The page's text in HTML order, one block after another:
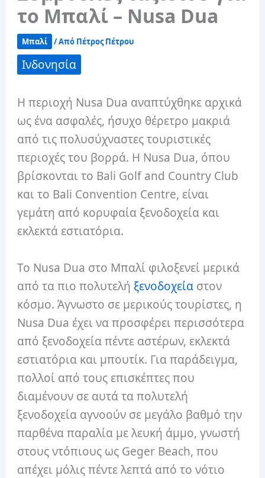
το Μπαλί – Nusa Dua
Μπαλί / Από Πέτρος Πέτρου
Ινδονησία
Η περιοχή Nusa Dua αναπτύχθηκε αρχικά
ως ένα ασφαλές, ήσυχο θέρετρο μακριά
από τις πολυσύχναστες τουριστικές
περιοχές του βορρά. Η Nusa Dua, όπου
βρίσκονται το Bali Golf and Country Club
και το Bali Convention Centre, είναι
γεμάτη από κορυφαία ξενοδοχεία και
εκλεκτά εστιατόρια.
Το Nusa Dua στο Μπαλί φιλοξενεί μερικά
από τα πιο πολυτελή ξενοδοχεία στον
κόσμο. Άγνωστο σε μερικούς τουρίστες, η
Nusa Dua έχει να προσφέρει περισσότερα
από ξενοδοχεία πέντε αστέρων, εκλεκτά
εστιατόρια και μπουτίκ. Για παράδειγμα,
πολλοί από τους επισκέπτες που
διαμένουν σε αυτά τα πολυτελή
ξενοδοχεία αγνοούν σε μεγάλο βαθμό την
παρθένα παραλία με λευκή άμμο, γνωστή
στους ντόπιους ως Geger Beach, που
απέχει μόλις πέντε λεπτά από το νότιο